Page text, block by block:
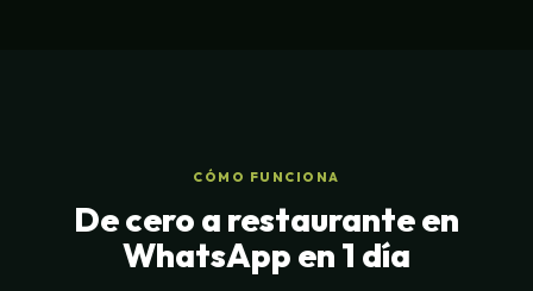
CÓMO FUNCIONA
De cero a restaurante en
WhatsApp en 1 día